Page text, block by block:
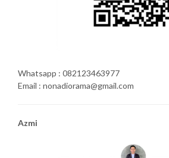
Whatsapp : 082123463977
Email : nonadiorama@gmail.com
Azmi